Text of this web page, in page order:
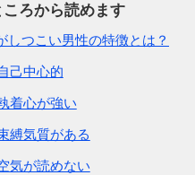
しつこい男性の特徴とは？
己中心的
着心が強い
縛気質がある
気が読めない